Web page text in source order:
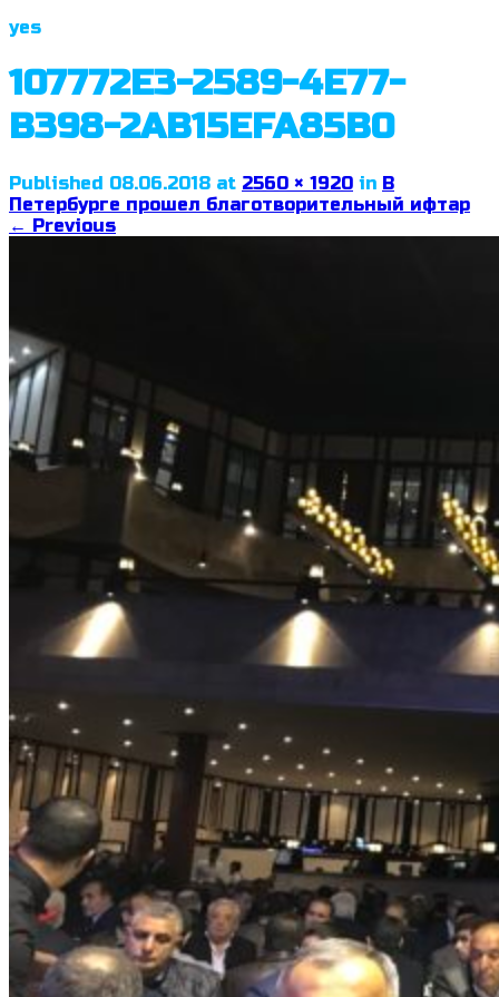
yes
107772E3-2589-4E77-
B398-2AB15EFA85B0
Published 08.06.2018 at 2560 × 1920 in В
Петербурге прошел благотворительный ифтар
← Previous